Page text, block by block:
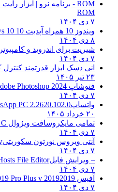
ROM - برنامه نرو | ابزار رایت حرفه ای و
ROM
۷ دی ۱۴۰۴
ویندوز 10 همراه آپدیت 10 22H2
10
۸ دی ۱۴۰۴
شیریت برای اندروید و کامپیوتر
۷ دی ۱۴۰۴
انی دسک ابزار قدرتمند کنترل
۲۳ تیر ۱۴۰۵
فتوشاپ CC 2025 Photoshop 2024
۷ دی ۱۴۰۴
واتساپPC 2.2620.102.0
۲۰ خرداد ۱۴۰۵
تمامی مایکروسافت ویژوال C
۷ دی ۱۴۰۴
آنتی ویروس نورتون سکوریتی
۷ دی ۱۴۰۴
– ویرایش فایلFile Editor+
۷ دی ۱۴۰۴
آفیس 2019 2019 Microsoft Office 2019 Pro Plus v
۷ دی ۱۴۰۴